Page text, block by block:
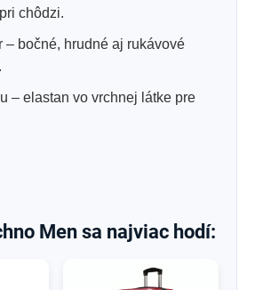
chôdzi.
– bočné, hrudné aj rukávové
– elastan vo vrchnej látke pre
Men sa najviac hodí: